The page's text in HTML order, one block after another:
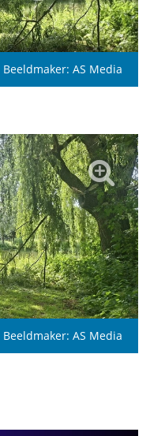
Beeldmaker: AS Media
Beeldmaker: AS Media